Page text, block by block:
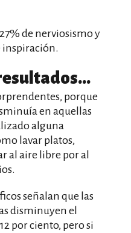
de nerviosismo y
inspiración.
porque
en aquellas
alguna
lavar platos,
al aire libre por al
señalan que las
disminuyen el
por ciento, pero si